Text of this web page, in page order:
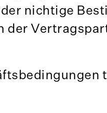
nichtige